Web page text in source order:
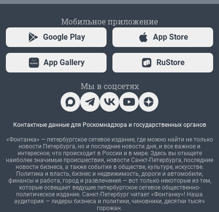
Мобильное приложение
Google Play App Store
App Gallery RuStore
Мы в соцсетях
Контактные данные для Роскомнадзора и государственных органов
«Фонтанка» — петербургское сетевое издание, где можно найти не только
новости Петербурга, но и последние новости дня, и все важное и
интересное, что происходит в России и в мире. Здесь вы отыщете
наиболее значимые происшествия, новости Санкт-Петербурга, последние
новости бизнеса, а также события в обществе, культуре, искусстве.
Политика и власть, бизнес и недвижимость, дороги и автомобили,
финансы и работа, город и развлечения — вот только некоторые из тем,
которые освещает ведущее петербургское сетевое общественно-
политическое издание. Санкт-Петербург читает «Фонтанку»! Наша
аудитория — лидеры бизнеса и политики, чиновники, десятки тысяч
горожан.